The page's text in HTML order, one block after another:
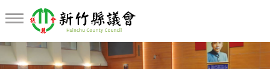
遊說登記書表下載區